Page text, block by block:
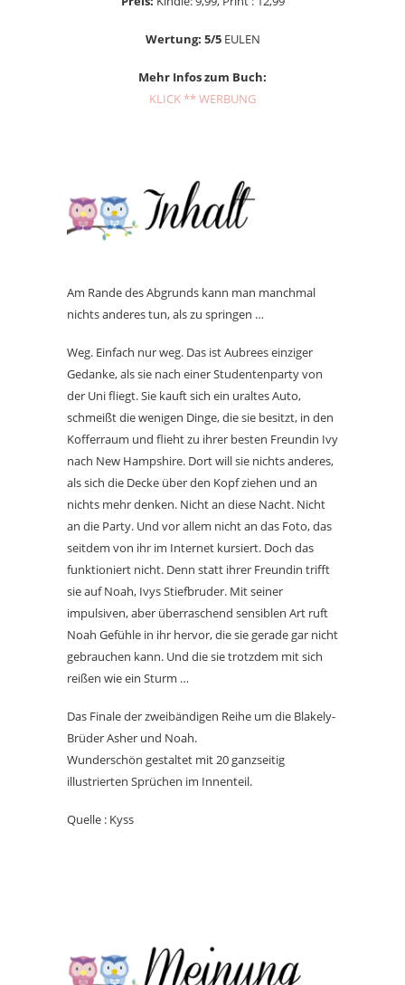
Wertung: 5/5EULEN
Mehr Infos zum Buch:
KLICK ** WERBUNG
Am Rande des Abgrunds kann man manchmal
nichts anderes tun, als zu springen …
Weg. Einfach nur weg. Das ist Aubrees einziger
Gedanke, als sie nach einer Studentenparty von
der Uni fliegt. Sie kauft sich ein uraltes Auto,
schmeißt die wenigen Dinge, die sie besitzt, in den
Kofferraum und flieht zu ihrer besten Freundin Ivy
nach New Hampshire. Dort will sie nichts anderes,
als sich die Decke über den Kopf ziehen und an
nichts mehr denken. Nicht an diese Nacht. Nicht
an die Party. Und vor allem nicht an das Foto, das
seitdem von ihr im Internet kursiert. Doch das
funktioniert nicht. Denn statt ihrer Freundin trifft
sie auf Noah, Ivys Stiefbruder. Mit seiner
impulsiven, aber überraschend sensiblen Art ruft
Noah Gefühle in ihr hervor, die sie gerade gar nicht
gebrauchen kann. Und die sie trotzdem mit sich
reißen wie ein Sturm …
Das Finale der zweibändigen Reihe um die Blakely-
Brüder Asher und Noah.
Wunderschön gestaltet mit 20 ganzseitig
illustrierten Sprüchen im Innenteil.
Quelle : Kyss